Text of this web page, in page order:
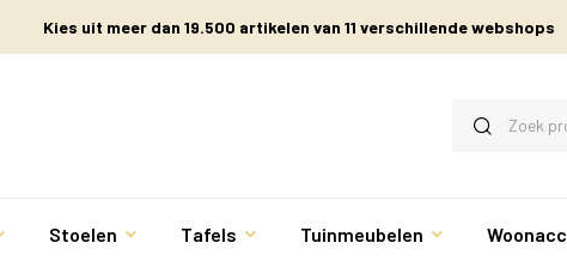
Kies uit meer dan 19.500 artikelen van 11 verschillende webshops
Stoelen Tafels Tuinmeubelen